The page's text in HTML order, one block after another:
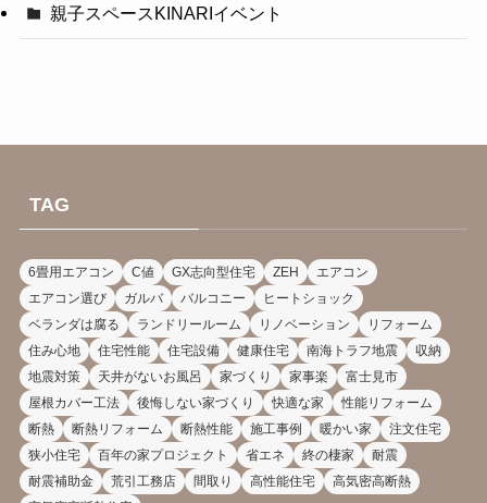
親子スペースKINARIイベント
TAG
6畳用エアコン C値 GX志向型住宅 ZEH
エアコン
エアコン選び
ガルバ バルコニー
ヒートショック
ベランダは腐る
ランドリールーム リノベーション
リフォーム
住み心地
住宅性能 住宅設備 健康住宅 南海トラフ地震
収納
地震対策
天井がないお風呂 家づくり 家事楽
富士見市
屋根カバー工法
後悔しない家づくり 快適な家
性能リフォーム
断熱
断熱リフォーム 断熱性能 施工事例 暖かい家
注文住宅
狭小住宅
百年の家プロジェクト 省エネ 終の棲家
耐震
耐震補助金
荒引工務店 間取り 高性能住宅
高気密高断熱